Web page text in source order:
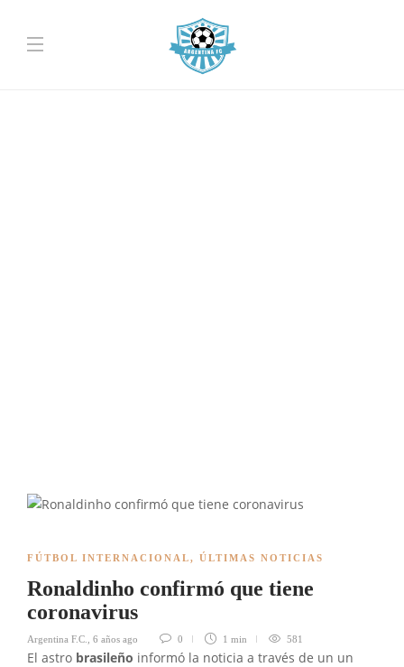
FÚTBOL INTERNACIONAL, ÚLTIMAS NOTICIAS
Ronaldinho confirmó que tiene
coronavirus
Argentina F.C. 6 años ago 0 1 min 581
El astro brasileño informó la noticia a través de un un